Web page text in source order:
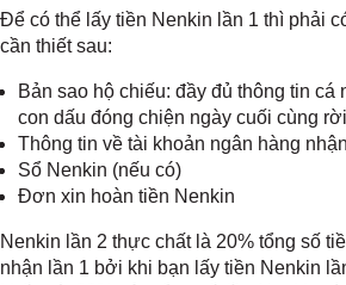
Để có thể lấy tiền Nenkin lần 1 thì phải
cần thiết sau:
Bản sao hộ chiếu: đầy đủ thông tin cá
con dấu đóng chiện ngày cuối cùng
Thông tin về tài khoản ngân hàng
Sổ Nenkin (nếu có)
Đơn xin hoàn tiền Nenkin
Nenkin lần 2 thực chất là 20% tổng số
nhận lần 1 bởi khi bạn lấy tiền Nenkin